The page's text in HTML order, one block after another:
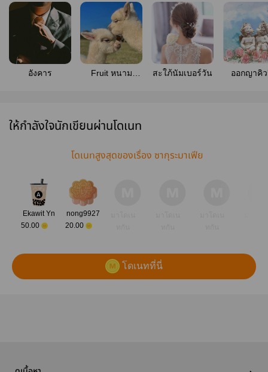
อังคาร
Fruit หนาม
สะใภ้นัมเบอร์วัน ออกญาคิ
ให้กำลังใจนักเขียนผ่านโดเนท
โดเนทสูงสุดของเรื่อง ซากุระมาเฟีย
Ekawit Yn
50.00
nong9927
20.00
โดเนทที่นี่